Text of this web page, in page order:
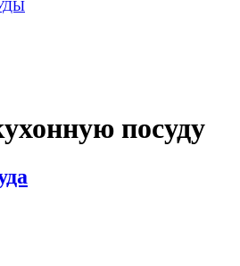
посуду